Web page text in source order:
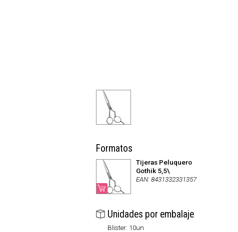
Formatos
Tijeras Peluquero
Gothik 5,5\
EAN: 8431332331357
Unidades por embalaje
Blister: 10un